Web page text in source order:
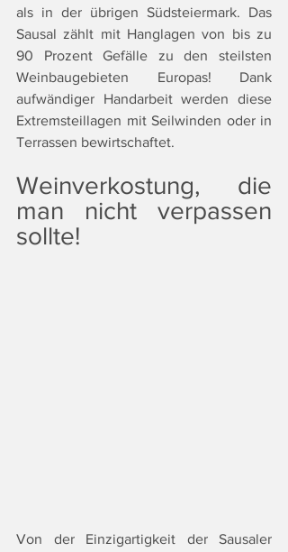
als in der übrigen Südsteiermark. Das
Sausal zählt mit Hanglagen von bis zu
90 Prozent Gefälle zu den steilsten
Weinbaugebieten Europas! Dank
aufwändiger Handarbeit werden diese
Extremsteillagen mit Seilwinden oder in
Terrassen bewirtschaftet.
Weinverkostung, die
man nicht verpassen
sollte!
Von der Einzigartigkeit der Sausaler